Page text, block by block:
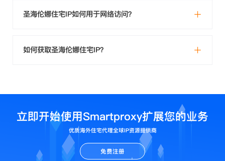
圣海伦娜住宅IP如何用于网络访问？
如何获取圣海伦娜住宅IP？
立即开始使用Smartproxy扩展您的业务
优质海外住宅代理全球IP资源提供商
免费注册